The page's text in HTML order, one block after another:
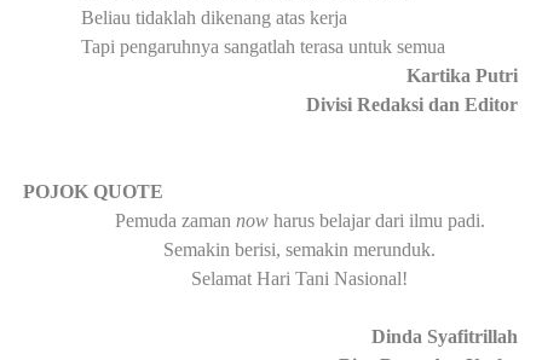
Beliau tidaklah dikenang atas kerja
Tapi pengaruhnya sangatlah terasa untuk semua
Kartika Putri
Divisi Redaksi dan Editor
POJOK QUOTE
Pemuda zaman nowharus belajar dari ilmu padi.
Semakin berisi, semakin merunduk.
Selamat Hari Tani Nasional!
Dinda Syafitrillah